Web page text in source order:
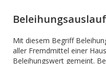
Beleihungsauslauf
Mit diesem Begriff
aller Fremdmittel einer
Beleihungswert gemeint.